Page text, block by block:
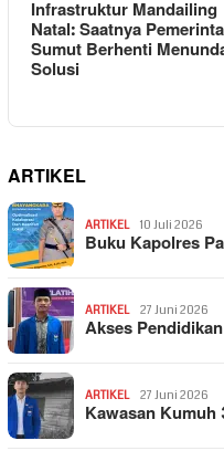
Infrastruktur Mandailing
Natal: Saatnya
Sumut Berhenti
Solusi
ARTIKEL
ARTIKEL 10 Juli 2026
Buku Kapolres
ARTIKEL 27 Juni 2026
Akses
ARTIKEL 27 Juni 2026
Kawasan